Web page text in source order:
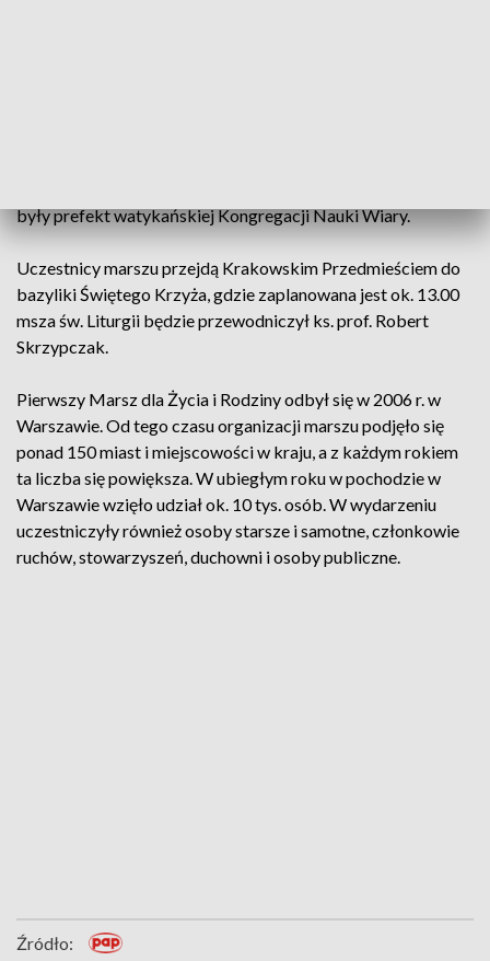
były prefekt watykańskiej Kongregacji Nauki Wiary.
Uczestnicy marszu przejdą Krakowskim Przedmieściem do
bazyliki Świętego Krzyża, gdzie zaplanowana jest ok. 13.00
msza św. Liturgii będzie przewodniczył ks. prof. Robert
Skrzypczak.
Pierwszy Marsz dla Życia i Rodziny odbył się w 2006 r. w
Warszawie. Od tego czasu organizacji marszu podjęło się
ponad 150 miast i miejscowości w kraju, a z każdym rokiem
ta liczba się powiększa. W ubiegłym roku w pochodzie w
Warszawie wzięło udział ok. 10 tys. osób. W wydarzeniu
uczestniczyły również osoby starsze i samotne, członkowie
ruchów, stowarzyszeń, duchowni i osoby publiczne.
Źródło: